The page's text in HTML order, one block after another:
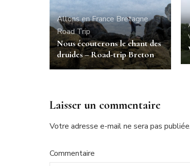
Allons en FranceBretagne
Road Trip
Nous écouterons le chant des
druides – Road-trip Breton
Laisser un commentaire
Votre adresse e-mail ne sera pas publiée.
Commentaire